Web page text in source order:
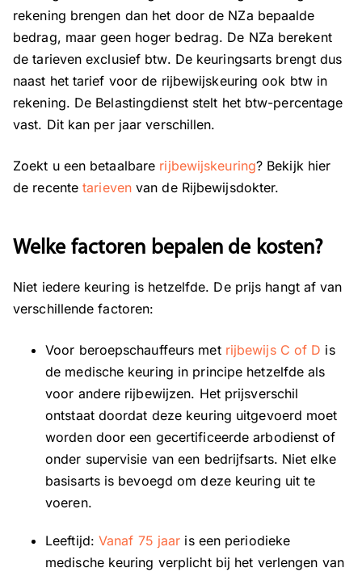
rekening brengen dan het door de NZa bepaalde
bedrag, maar geen hoger bedrag. De NZa berekent
de tarieven exclusief btw. De keuringsarts brengt dus
naast het tarief voor de rijbewijskeuring ook btw in
rekening. De Belastingdienst stelt het btw-percentage
vast. Dit kan per jaar verschillen.
Zoekt u een betaalbare rijbewijskeuring? Bekijk hier
de recentetarievenvan de Rijbewijsdokter.
Welke factoren bepalen de kosten?
Niet iedere keuring is hetzelfde. De prijs hangt af van
verschillende factoren:
Voor beroepschauffeurs met rijbewijs C of D is
de medische keuring in principe hetzelfde als
voor andere rijbewijzen. Het prijsverschil
ontstaat doordat deze keuring uitgevoerd moet
worden door een gecertificeerde arbodienst of
onder supervisie van een bedrijfsarts. Niet elke
basisarts is bevoegd om deze keuring uit te
voeren.
Leeftijd: Vanaf 75 jaar is een periodieke
medische keuring verplicht bij het verlengen van